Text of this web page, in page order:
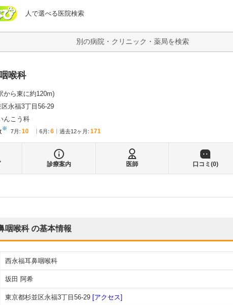
人で選べる医院検索
病院なび
検索
喉科
から東に約120m)
永福3丁目56-29
んこう科
※ 7月 : 10 6月 : 6 過去12ヶ月: 171
診療案内 医師 口コミ(0)
咽喉科の基本情報
西永福耳鼻咽喉科
坂田 阿希
東京都杉並区永福3丁目56-29 [アクセス]